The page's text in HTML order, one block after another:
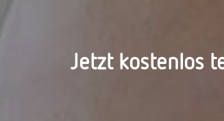
Jetzt kostenlos